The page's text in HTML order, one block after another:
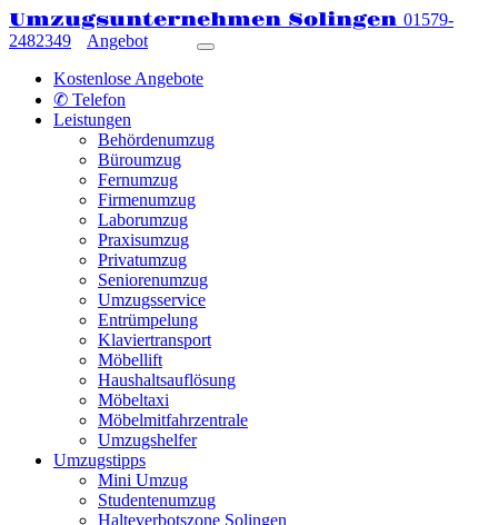
Umzugsunternehmen Solingen 01579-
2482349
Angebot
Kostenlose Angebote
✆ Telefon
Leistungen
Behördenumzug
Büroumzug
Fernumzug
Firmenumzug
Laborumzug
Praxisumzug
Privatumzug
Seniorenumzug
Umzugsservice
Entrümpelung
Klaviertransport
Möbellift
Haushaltsauflösung
Möbeltaxi
Möbelmitfahrzentrale
Umzugshelfer
Umzugstipps
Mini Umzug
Studentenumzug
Halteverbotszone Solingen